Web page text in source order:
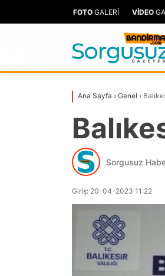
FOTO GALERİ VİDEO
Ana Sayfa › Genel ›
Sorgusuz
Giriş: 20-04-2023 11:22